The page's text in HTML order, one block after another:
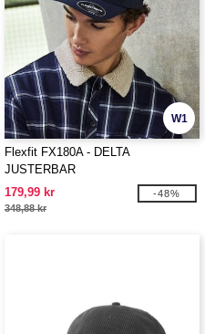
W1
Flexfit FX180A - DELTA
JUSTERBAR
179,99 kr
348,88 kr
-48%